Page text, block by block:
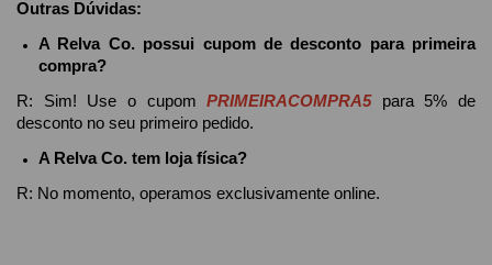
Outras Dúvidas:
A Relva Co. possui cupom de desconto para primeira
compra?
R: Sim! Use o cupom PRIMEIRACOMPRA5 para 5% de
desconto no seu primeiro pedido.
A Relva Co. tem loja física?
R: No momento, operamos exclusivamente online.